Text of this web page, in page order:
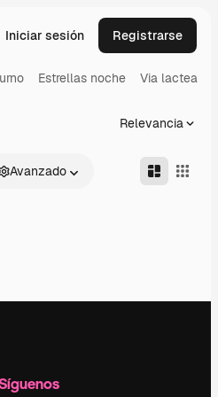
Iniciar sesión Registrarse
Estrellas noche Via lactea
Relevancia
Avanzado